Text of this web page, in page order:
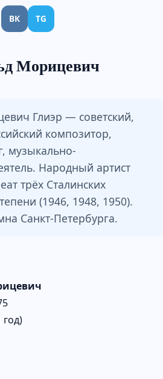
ВК TG
Морицевич
Глиэр — советский,
композитор,
музыкально-
Народный артист
трёх Сталинских
(1946, 1948, 1950).
Санкт-Петербурга.